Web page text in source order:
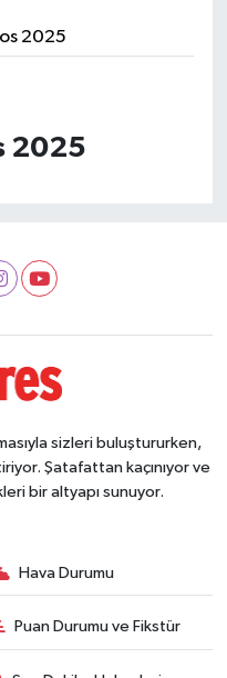
2025
2025
sizleri buluştururken,
Şatafattan kaçınıyor ve
bir altyapı sunuyor.
Hava Durumu
Puan Durumu ve Fikstür